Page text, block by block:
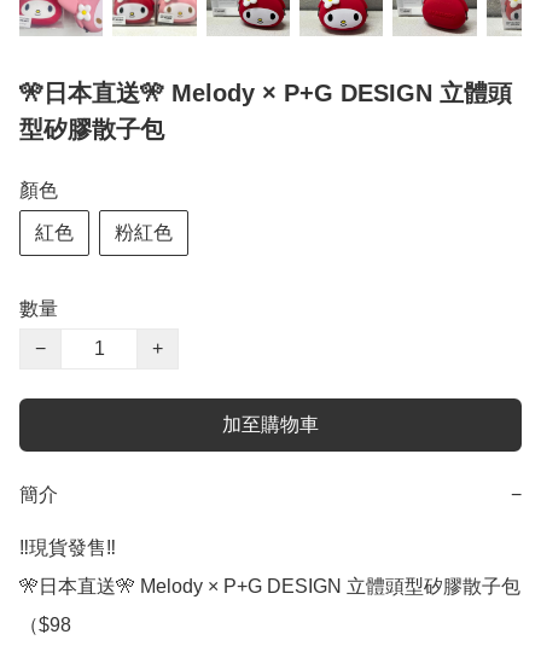
🎌日本直送🎌 Melody × P+G DESIGN 立體頭
型矽膠散子包
顏色
紅色 粉紅色
數量
−
+
加至購物車
簡介 −
‼️現貨發售‼️
🎌日本直送🎌 Melody × P+G DESIGN 立體頭型矽膠散子包
（$98